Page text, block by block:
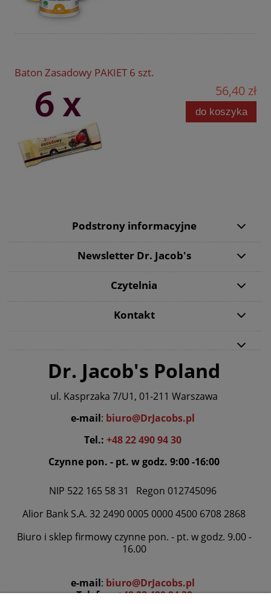
Baton Zasadowy PAKIET 6 szt.
56,40 zł
do koszyka
Podstrony informacyjne
Newsletter Dr. Jacob's
Czytelnia
Kontakt
Dr. Jacob's Poland
ul. Kasprzaka 7/U1, 01-211 Warszawa
e-mail: biuro@DrJacobs.pl
Tel.: +48 22 490 94 30
Czynne pon. - pt. w godz. 9:00 -16:00
NIP 522 165 58 31 Regon 012745096
Alior Bank S.A. 32 2490 0005 0000 4500 6708 2868
Biuro i sklep firmowy czynne pon. - pt. w godz. 9.00 -
16.00
e-mail: biuro@DrJacobs.pl
Telefon:+48 22 490 94 30